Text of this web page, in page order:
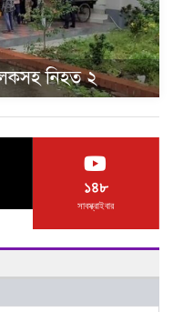
নিহত ২
১৪৮
সাবস্ক্রাইবার